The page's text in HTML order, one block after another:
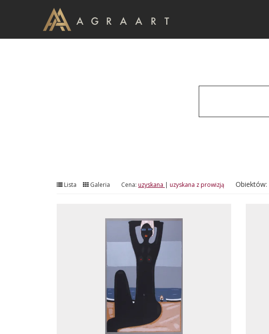
Lista Galeria Cena: uzyskana | uzyskana z prowizją Obiektów: